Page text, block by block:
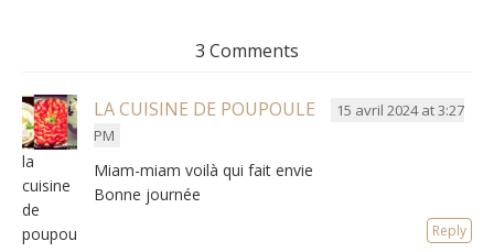
3 Comments
la
cuisine
de
poupoule
LA CUISINE DE POUPOULE
15 avril 2024 at 3:27
PM
Miam-miam voilà qui fait envie
Bonne journée
Reply